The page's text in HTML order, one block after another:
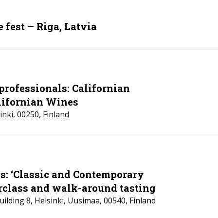
fest – Riga, Latvia
Californian
Wines
, 00250, Finland
‘Classic and Contemporary
and walk-around tasting
8, Helsinki, Uusimaa, 00540, Finland